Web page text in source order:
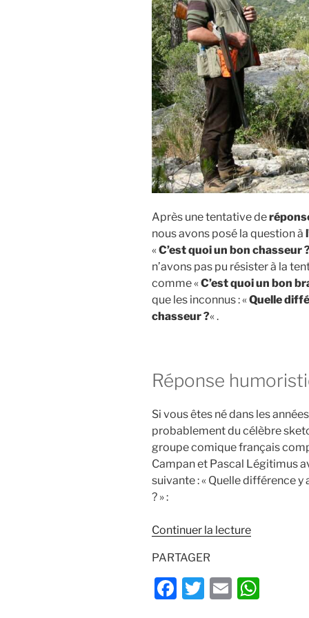
Après une tentative de
nous avons posé la question à
«C’est quoi un bon chasseur
n’avons pas pu résister à la
comme «C’est quoi un bon
que les inconnus : «Quelle
chasseur ?« .
Réponse
Si vous êtes né dans les
probablement du célèbre
groupe comique français
Campan et Pascal Légitimus
suivante : « Quelle différence
? » :
Continuer la lecturede
un
bon
PARTAGER
F
T
E